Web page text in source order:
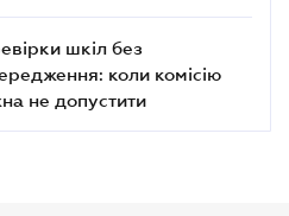
шкіл без
коли комісію
не допустити